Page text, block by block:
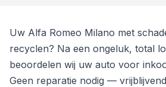
Uw Alfa Romeo Milano met
recyclen? Na een ongeluk, total
beoordelen wij uw auto voor
Geen reparatie nodig —